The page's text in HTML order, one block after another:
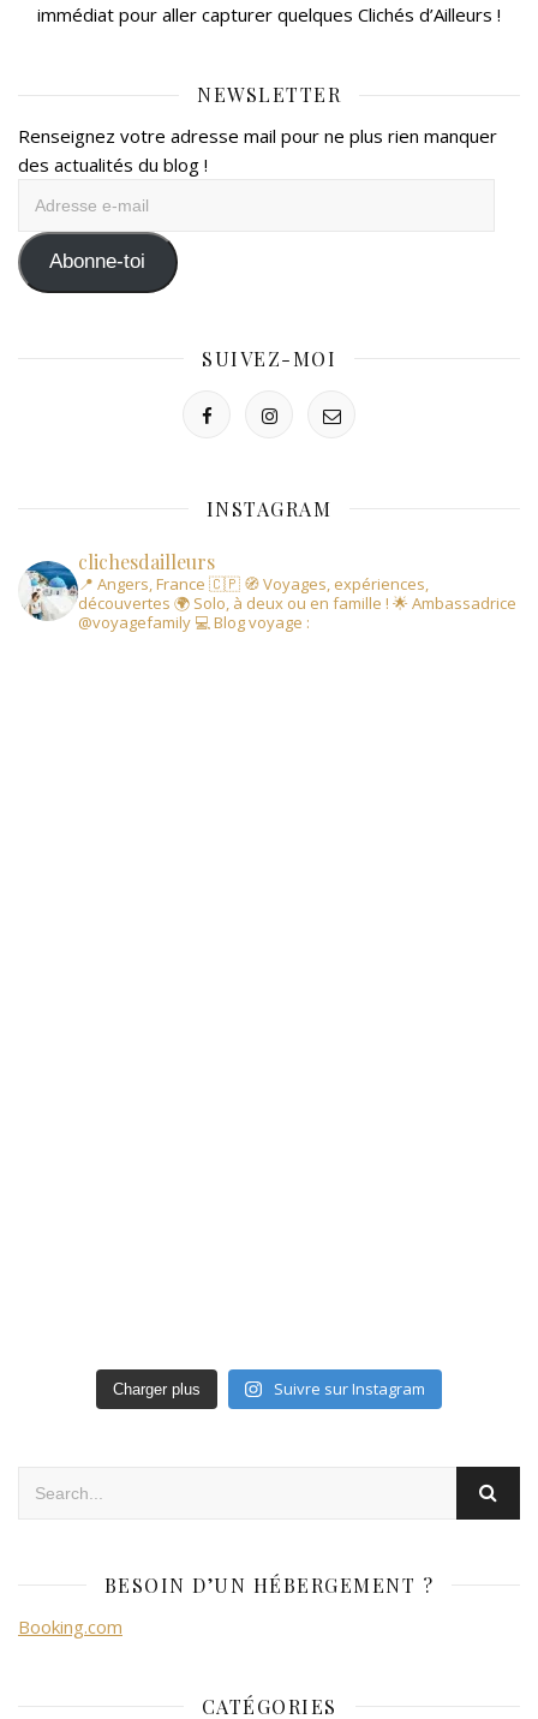
immédiat pour aller capturer quelques Clichés d’Ailleurs !
NEWSLETTER
Renseignez votre adresse mail pour ne plus rien manquer
des actualités du blog !
mail Abonne-toi
SUIVEZ-MOI
INSTAGRAM
clichesdailleurs
📍 Angers, France 🇨🇵 🧭 Voyages, expériences,
découvertes 🌍 Solo, à deux ou en famille ! 🌟 Ambassadrice
@voyagefamily 💻 Blog voyage :
Charger plus Suivre sur Instagram
BESOIN D’UN HÉBERGEMENT ?
Booking.com
CATÉGORIES